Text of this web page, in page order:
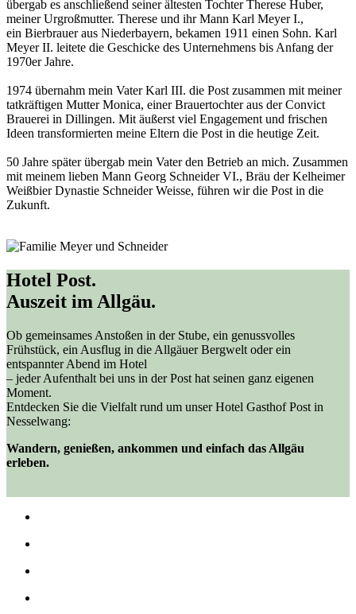
übergab es anschließend seiner ältesten Tochter Therese Huber,
meiner Urgroßmutter. Therese und ihr Mann Karl Meyer I.,
ein Bierbrauer aus Niederbayern, bekamen 1911 einen Sohn. Karl
Meyer II. leitete die Geschicke des Unternehmens bis Anfang der
1970er Jahre.
1974 übernahm mein Vater Karl III. die Post zusammen mit meiner
tatkräftigen Mutter Monica, einer Brauertochter aus der Convict
Brauerei in Dillingen. Mit äußerst viel Engagement und frischen
Ideen transformierten meine Eltern die Post in die heutige Zeit.
50 Jahre später übergab mein Vater den Betrieb an mich. Zusammen
mit meinem lieben Mann Georg Schneider VI., Bräu der Kelheimer
Weißbier Dynastie Schneider Weisse, führen wir die Post in die
Zukunft.
Hotel Post.
Auszeit im Allgäu.
Ob gemeinsames Anstoßen in der Stube, ein genussvolles
Frühstück, ein Ausflug in die Allgäuer Bergwelt oder ein
entspannter Abend im Hotel
– jeder Aufenthalt bei uns in der Post hat seinen ganz eigenen
Moment.
Entdecken Sie die Vielfalt rund um unser Hotel Gasthof Post in
Nesselwang:
Wandern, genießen, ankommen und einfach das Allgäu
erleben.